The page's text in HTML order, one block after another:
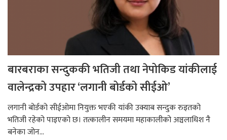
बारबराका सन्दुककी भतिजी तथा नेपोकिड यांकीलाई
वालेन्द्रको उपहार ‘लगानी बोर्डको सीईओ’
लगानी बोर्डको सीईओमा नियुक्त भएकी यांकी उक्याब सन्दुक रुइतको
भतिजी रहेको पाइएको छ। तत्कालीन समयमा महाकालीको अञ्चलाधिश नै
बनेका जोन...